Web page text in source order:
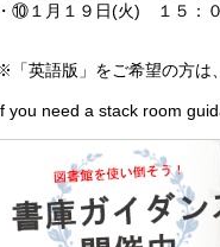
・⑩１月１９日(火) １５：
「英語版」をご希望の方は
you need a stack room